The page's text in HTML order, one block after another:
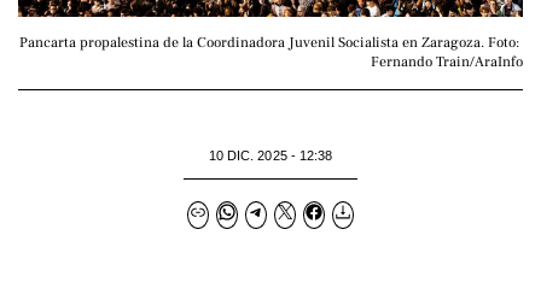
Pancarta propalestina de la Coordinadora Juvenil Socialista en Zaragoza. Foto:
Fernando Train/AraInfo
10 DIC. 2025 - 12:38